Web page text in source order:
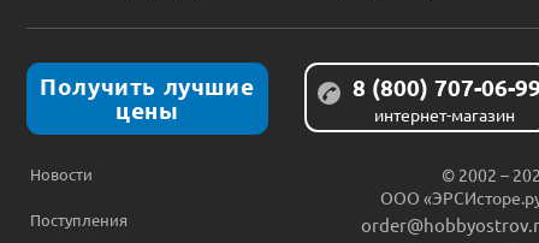
Получить лучшие
цены
8 (800) 707-06-
интернет-магазин
Новости
Поступления
© 2002 –
ООО